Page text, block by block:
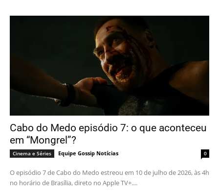
Cabo do Medo episódio 7: o que aconteceu
em “Mongrel”?
Cinema e Séries Equipe Gossip Notícias 0
O episódio 7 de Cabo do Medo estreou em 10 de julho de 2026, às 4h
no horário de Brasília, direto no Apple TV+....